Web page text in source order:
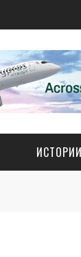
ИСТОРИИ